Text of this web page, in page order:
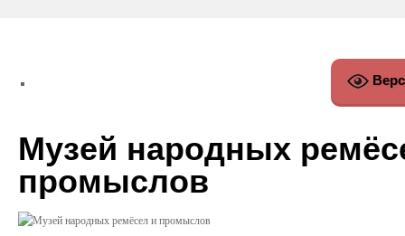
Музей народных
промыслов